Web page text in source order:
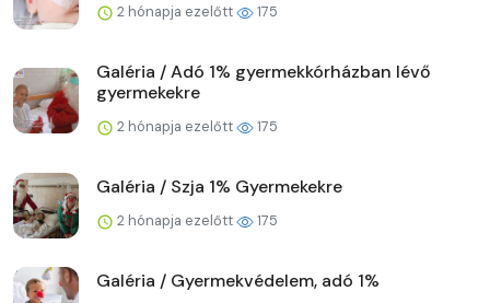
2 hónapja ezelőtt 175
Galéria / Adó 1% gyermekkórházban lévő
gyermekekre
2 hónapja ezelőtt 175
Galéria / Szja 1% Gyermekekre
2 hónapja ezelőtt 175
Galéria / Gyermekvédelem, adó 1%